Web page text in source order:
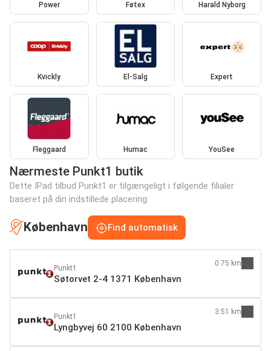
Power Føtex Harald Nyborg
Kvickly El-Salg Expert
Fleggaard Humac YouSee
Nærmeste Punkt1 butik
Dette IPad tilbud Punkt1 er tilgængeligt i følgende filialer
baseret på din indstillede placering:
København Find automatisk
Punkt1
Søtorvet 2-4 1371 København
0.75 km
Punkt1
Lyngbyvej 60 2100 København
3.51 km